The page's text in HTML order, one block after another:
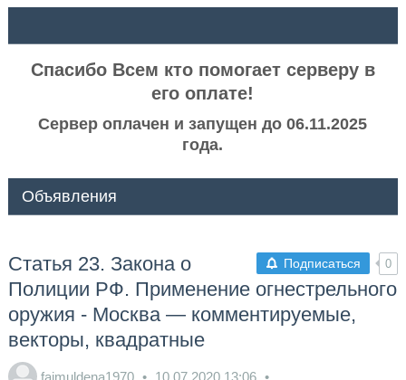
Спасибо Всем кто помогает серверу в
его оплате!
Сервер оплачен и запущен до 06.11.2025
года.
Объявления
Подписаться 0
Статья 23. Закона о
Полиции РФ. Применение огнестрельного
оружия - Москва — комментируемые,
векторы, квадратные